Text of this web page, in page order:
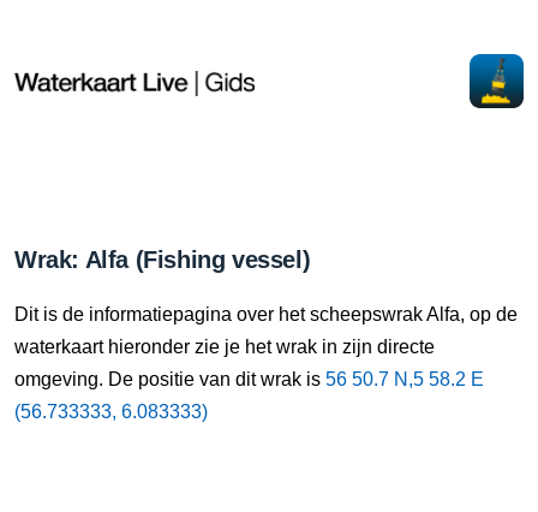
Wrak: Alfa (Fishing vessel)
Dit is de informatiepagina over het scheepswrak Alfa, op de
waterkaart hieronder zie je het wrak in zijn directe
omgeving. De positie van dit wrak is 56 50.7 N,5 58.2 E
(56.733333, 6.083333)